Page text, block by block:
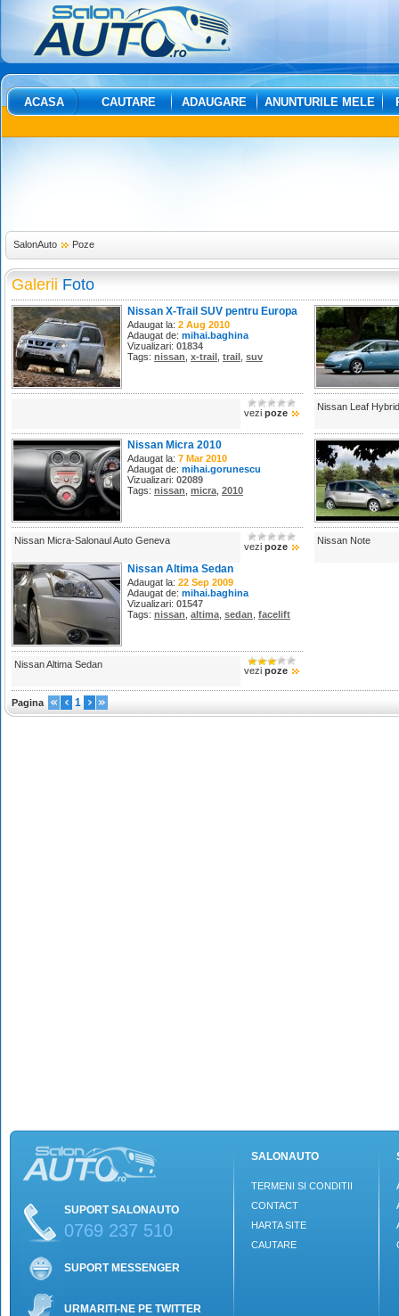
ACASA CAUTARE ADAUGARE ANUNTURILE MELE
SalonAuto Poze
Galerii Foto
Nissan X-Trail SUV pentru Europa
Adaugat la: 2 Aug 2010
Adaugat de: mihai.baghina
Vizualizari: 01834
Tags: nissan x-trail trail suv
vezi poze
Nissan Leaf Hybrid
Nissan Micra 2010
Adaugat la: 7 Mar 2010
Adaugat de: mihai.gorunescu
Vizualizari: 02089
Tags: nissan micra 2010
Nissan Micra-Salonaul Auto Geneva
vezi poze
Nissan Note
Nissan Altima Sedan
Adaugat la: 22 Sep 2009
Adaugat de: mihai.baghina
Vizualizari: 01547
Tags: nissan altima sedan facelift
Nissan Altima Sedan
vezi poze
Pagina 1
SUPORT SALONAUTO
0769 237 510
SUPORT MESSENGER
URMARITI-NE PE TWITTER
SALONAUTO
TERMENI SI CONDITII
CONTACT
HARTA SITE
CAUTARE